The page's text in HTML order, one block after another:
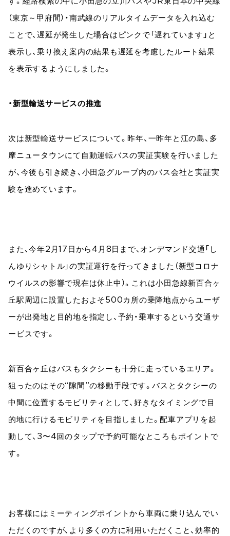
（東京～甲府間）・南武線のリアルタイムデータを入れ込む
ことで、遅延が発生した場合はピンクで「遅れています」と
表示し、乗り換え案内の結果も遅延を考慮したルート結果
を表示するようにしました。
・新型輸送サービスの推進
次は新型輸送サービスについて。昨年、一昨年と江の島、多
摩ニュータウンにて自動運転バスの実証実験を行いました
が、今後も引き続き、小田急グループ内のバス会社と実証実
験を進めています。
また、今年2月17日から4月8日まで、オンデマンド交通「し
んゆりシャトル」の実証運行を行ってきました（新型コロナ
ウイルスの影響で現在は休止中）。これは小田急線新百合ヶ
丘駅周辺に設置したおよそ500カ所の乗降地点からユーザ
ーが出発地と目的地を指定し、予約・乗車するという交通サ
ービスです。
新百合ヶ丘はバスもタクシーも十分に走っているエリア。
狙ったのはその“隙間”の移動手段です。バスとタクシーの
中間に位置するモビリティとして、好きなタイミングで目
的地に行けるモビリティを目指しました。配車アプリを起
動して、3〜4回のタップで予約可能なところもポイントで
す。
お客様にはミーティングポイントから車両に乗り込んでい
ただくのですが、より多くの方に利用いただくこと、効率的